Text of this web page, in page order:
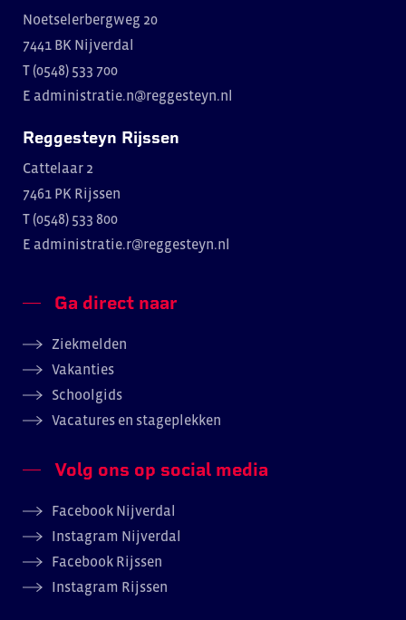
Noetselerbergweg 20
7441 BK Nijverdal
T (0548) 533 700
E administratie.n@reggesteyn.nl
Reggesteyn Rijssen
Cattelaar 2
7461 PK Rijssen
T (0548) 533 800
E administratie.r@reggesteyn.nl
Ga direct naar
Ziekmelden
Vakanties
Schoolgids
Vacatures en stageplekken
Volg ons op social media
Facebook Nijverdal
Instagram Nijverdal
Facebook Rijssen
Instagram Rijssen